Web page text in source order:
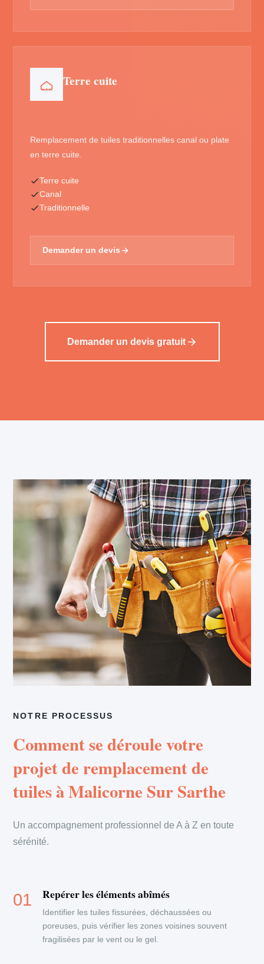
Terre cuite
Remplacement de tuiles traditionnelles canal ou plate
en terre cuite.
Terre cuite
Canal
Traditionnelle
Demander un devis
Demander un devis gratuit
NOTRE PROCESSUS
Comment se déroule votre
projet de remplacement de
tuiles à Malicorne Sur Sarthe
Un accompagnement professionnel de A à Z en toute
sérénité.
Repérer les éléments abîmés
Identifier les tuiles fissurées, déchaussées ou
poreuses, puis vérifier les zones voisines souvent
fragilisées par le vent ou le gel.